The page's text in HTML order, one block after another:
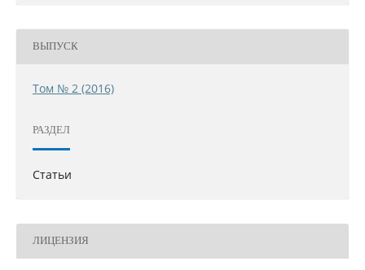
ВЫПУСК
Том № 2 (2016)
РАЗДЕЛ
Статьи
ЛИЦЕНЗИЯ